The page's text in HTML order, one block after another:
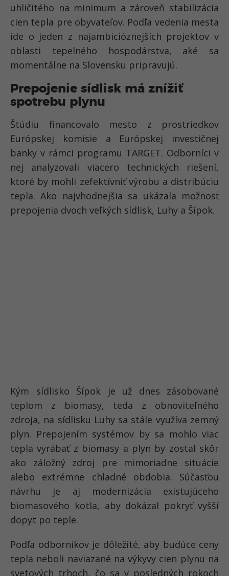
uhličitého na minimum a zároveň stabilizácia
cien tepla pre obyvateľov. Podľa vedenia mesta
ide o jeden z najambicióznejších projektov v
oblasti tepelného hospodárstva, aké sa
momentálne na Slovensku pripravujú.
Prepojenie sídlisk má znížiť
spotrebu plynu
Štúdiu financovalo mesto z prostriedkov
Európskej komisie a Európskej investičnej
banky v rámci programu TARGET. Odborníci v
nej analyzovali viacero technických riešení,
ktoré by mohli zefektívniť výrobu a distribúciu
tepla. Ako najvhodnejšia sa ukázala možnosť
prepojenia dvoch veľkých sídlisk, Luhy a Šípok.
Kým sídlisko Šípok je už dnes zásobované
teplom z biomasy, teda z obnoviteľného
zdroja, na sídlisku Luhy sa stále využíva zemný
plyn. Prepojením systémov by sa mohlo viac
tepla vyrábať z biomasy a plyn by zostal skôr
ako záložný zdroj pre mimoriadne situácie
alebo extrémne chladné obdobia. Súčasťou
návrhu je aj modernizácia existujúceho
biomasového kotla, aby dokázal pokryť vyšší
dopyt po teple.
Podľa odborníkov je dôležité, aby budúce ceny
tepla neboli naviazané na výkyvy cien plynu na
svetových trhoch, čo sa v posledných rokoch